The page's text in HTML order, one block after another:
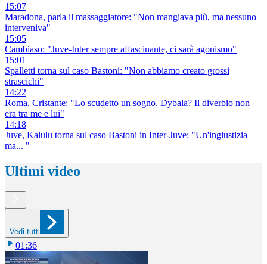
15:07
Maradona, parla il massaggiatore: "Non mangiava più, ma nessuno
interveniva"
15:05
Cambiaso: "Juve-Inter sempre affascinante, ci sarà agonismo"
15:01
Spalletti torna sul caso Bastoni: "Non abbiamo creato grossi
strascichi"
14:22
Roma, Cristante: "Lo scudetto un sogno. Dybala? Il diverbio non
era tra me e lui"
14:18
Juve, Kalulu torna sul caso Bastoni in Inter-Juve: "Un'ingiustizia
ma... "
Ultimi video
Vedi tutti
01:36